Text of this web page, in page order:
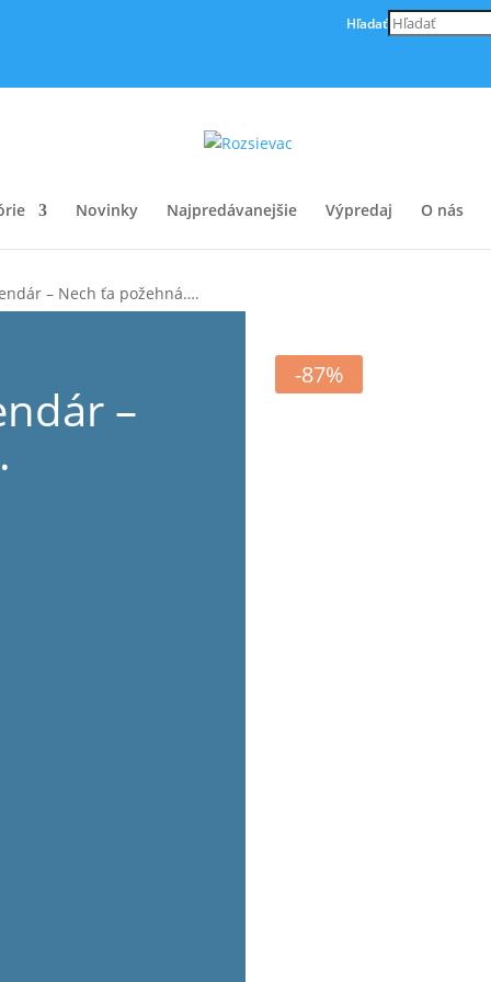
Hľadať
Novinky Najpredávanejšie Výpredaj O nás
– Nech ťa požehná….
–
-87%